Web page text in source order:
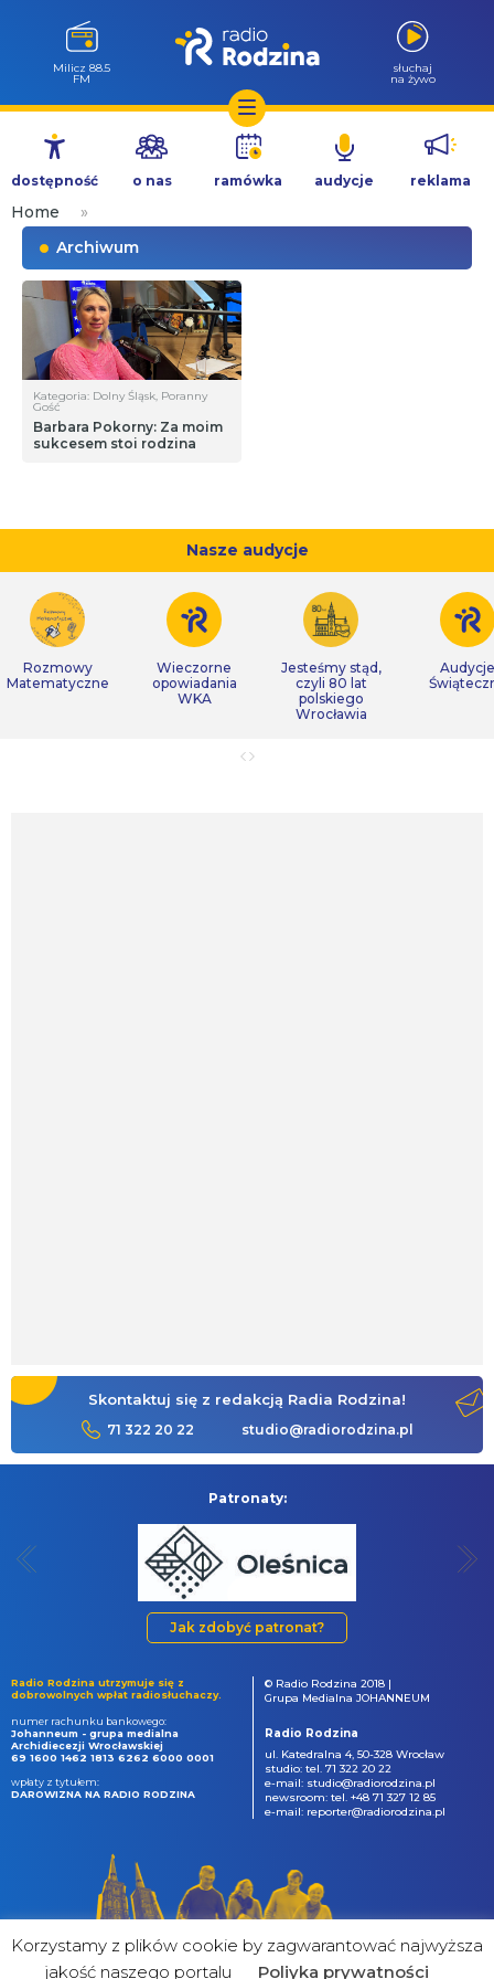
Przejdź
treści
Milicz 88.5
FM
słuchaj
na żywo
dostępność o nas ramówka audycje reklama
Home
»
Archiwum
Kategoria: Dolny Śląsk, Poranny
Gość
Barbara Pokorny: Za moim
sukcesem stoi rodzina
Nasze audycje
Rozmowy
Matematyczne
Wieczorne
opowiadania
WKA
Jesteśmy stąd,
czyli 80 lat
polskiego
Wrocławia
Audycje
Skontaktuj się z redakcją Radia Rodzina!
71 322 20 22 studio@radiorodzina.pl
Patronaty:
Jak zdobyć patronat?
Radio Rodzina utrzymuje się z
dobrowolnych wpłat radiosłuchaczy.
numer rachunku bankowego:
Johanneum - grupa medialna
Archidiecezji Wrocławskiej
69 1600 1462 1813 6262 6000 0001
wpłaty z tytułem:
DAROWIZNA NA RADIO RODZINA
© Radio Rodzina 2018 |
Grupa Medialna JOHANNEUM
Radio Rodzina
ul. Katedralna 4, 50-328 Wrocław
studio: tel. 71 322 20 22
e-mail: studio@radiorodzina.pl
newsroom: tel. +48 71 327 12 85
e-mail: reporter@radiorodzina.pl
Korzystamy z plików cookie by zagwarantować najwyższa
jakość naszego portalu
Poliyka prywatności